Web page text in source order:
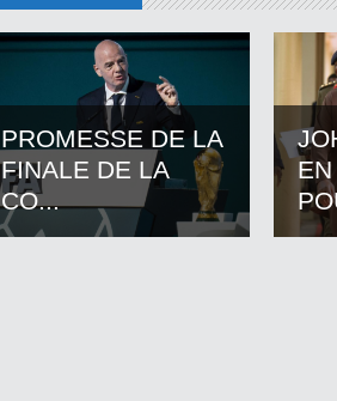
PROMESSE DE LA
FINALE DE LA
CO...